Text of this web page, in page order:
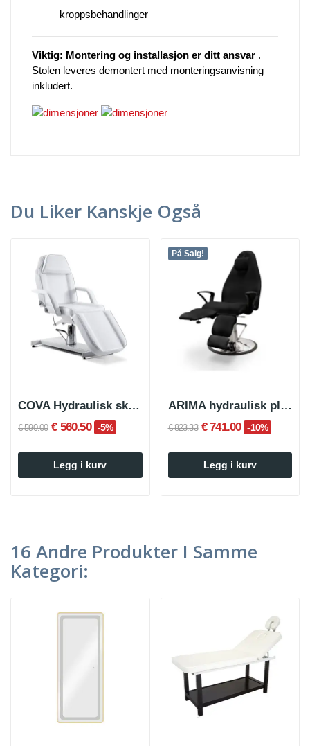
kroppsbehandlinger
Viktig: Montering og installasjon er ditt ansvar .
Stolen leveres demontert med monteringsanvisning
inkludert.
Du Liker Kanskje Også
COVA Hydraulisk skjønnhetspleiestol
€ 590.00 € 560.50 -5%
Legg i kurv
På Salg!
ARIMA hydraulisk pleiestol
€ 823.33 € 741.00 -10%
Legg i kurv
16 Andre Produkter I Samme
Kategori: